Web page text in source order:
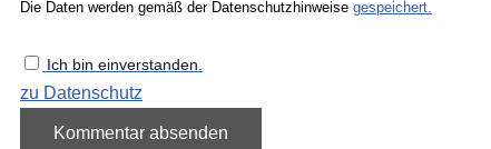
Die Daten werden gemäß der Datenschutzhinweise gespeichert.
Ich bin einverstanden.
zu Datenschutz